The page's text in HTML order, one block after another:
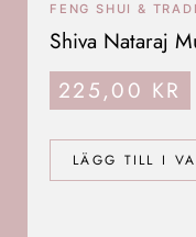
LÄGG TILL I
FENG SHUI &
Shiva Nataraj
225,00 KR